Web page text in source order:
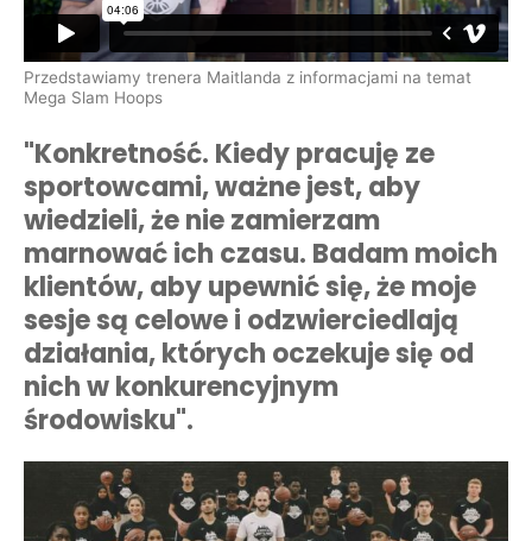
Przedstawiamy trenera Maitlanda z informacjami na temat
Mega Slam Hoops
"Konkretność. Kiedy pracuję ze
sportowcami, ważne jest, aby
wiedzieli, że nie zamierzam
marnować ich czasu. Badam moich
klientów, aby upewnić się, że moje
sesje są celowe i odzwierciedlają
działania, których oczekuje się od
nich w konkurencyjnym
środowisku".